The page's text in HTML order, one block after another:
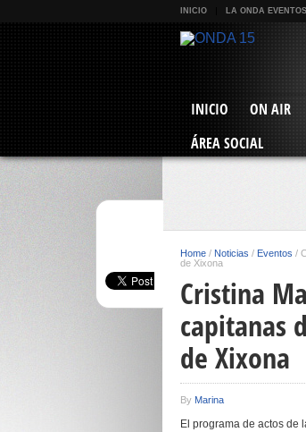
INICIO LA ONDA EVENTOS
INICIO ON AIR
ÁREA SOCIAL
Home / Noticias / Eventos /
de Xixona
Cristina
capitanas
de Xixona
By Marina
El programa de actos de